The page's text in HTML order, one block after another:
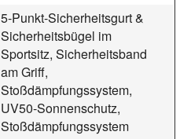
5-Punkt-Sicherheitsgurt &
Sicherheitsbügel im
Sportsitz, Sicherheitsband
am Griff,
Stoßdämpfungssystem,
UV50-Sonnenschutz,
Stoßdämpfungssystem